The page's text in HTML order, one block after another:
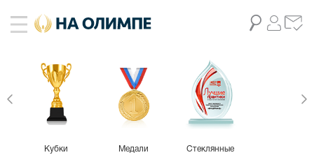
Кубки Медали
Стеклянные